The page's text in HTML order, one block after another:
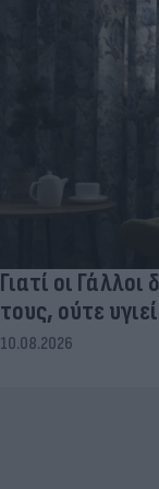
Γιατί οι
τους, ούτε
10.08.2026